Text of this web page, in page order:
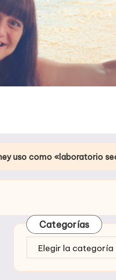
secreto» en Orlando
Categorías
Categorías